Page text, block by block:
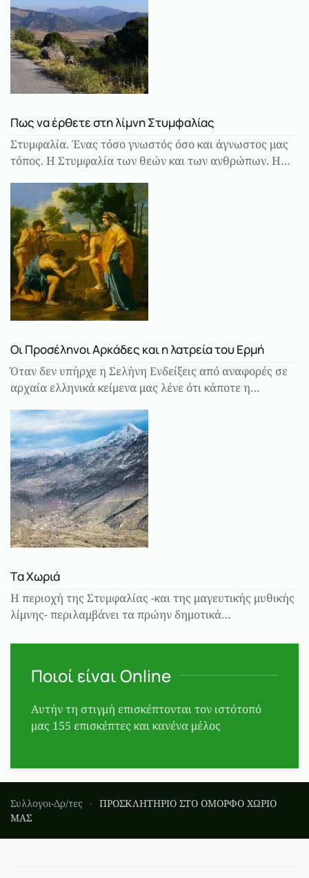
Πως να έρθετε στη λίμνη Στυμφαλίας
Στυμφαλία. Ένας τόσο γνωστός όσο και άγνωστος μας
τόπος. Η Στυμφαλία των θεών και των ανθρώπων. Η…
Οι Προσέληνοι Αρκάδες και η λατρεία του Ερμή
Όταν δεν υπήρχε η Σελήνη Ενδείξεις από αναφορές σε
αρχαία ελληνικά κείμενα μας λένε ότι κάποτε η…
Tα Χωριά
Η περιοχή της Στυμφαλίας -και της μαγευτικής μυθικής
λίμνης- περιλαμβάνει τα πρώην δημοτικά…
Ποιοί είναι Online
Αυτήν τη στιγμή επισκέπτονται τον ιστότοπό
μας 155 επισκέπτες και κανένα μέλος
Συλλογοι-Δρ/τες
ΠΡΟΣΚΛΗΤΗΡΙΟ ΣΤΟ ΟΜΟΡΦΟ ΧΩΡΙΟ
ΜΑΣ